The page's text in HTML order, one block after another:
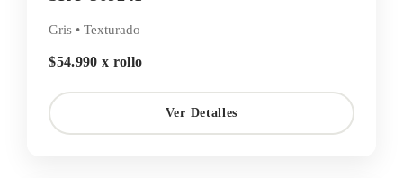
Gris • Texturado
$54.990 x rollo
Ver Detalles